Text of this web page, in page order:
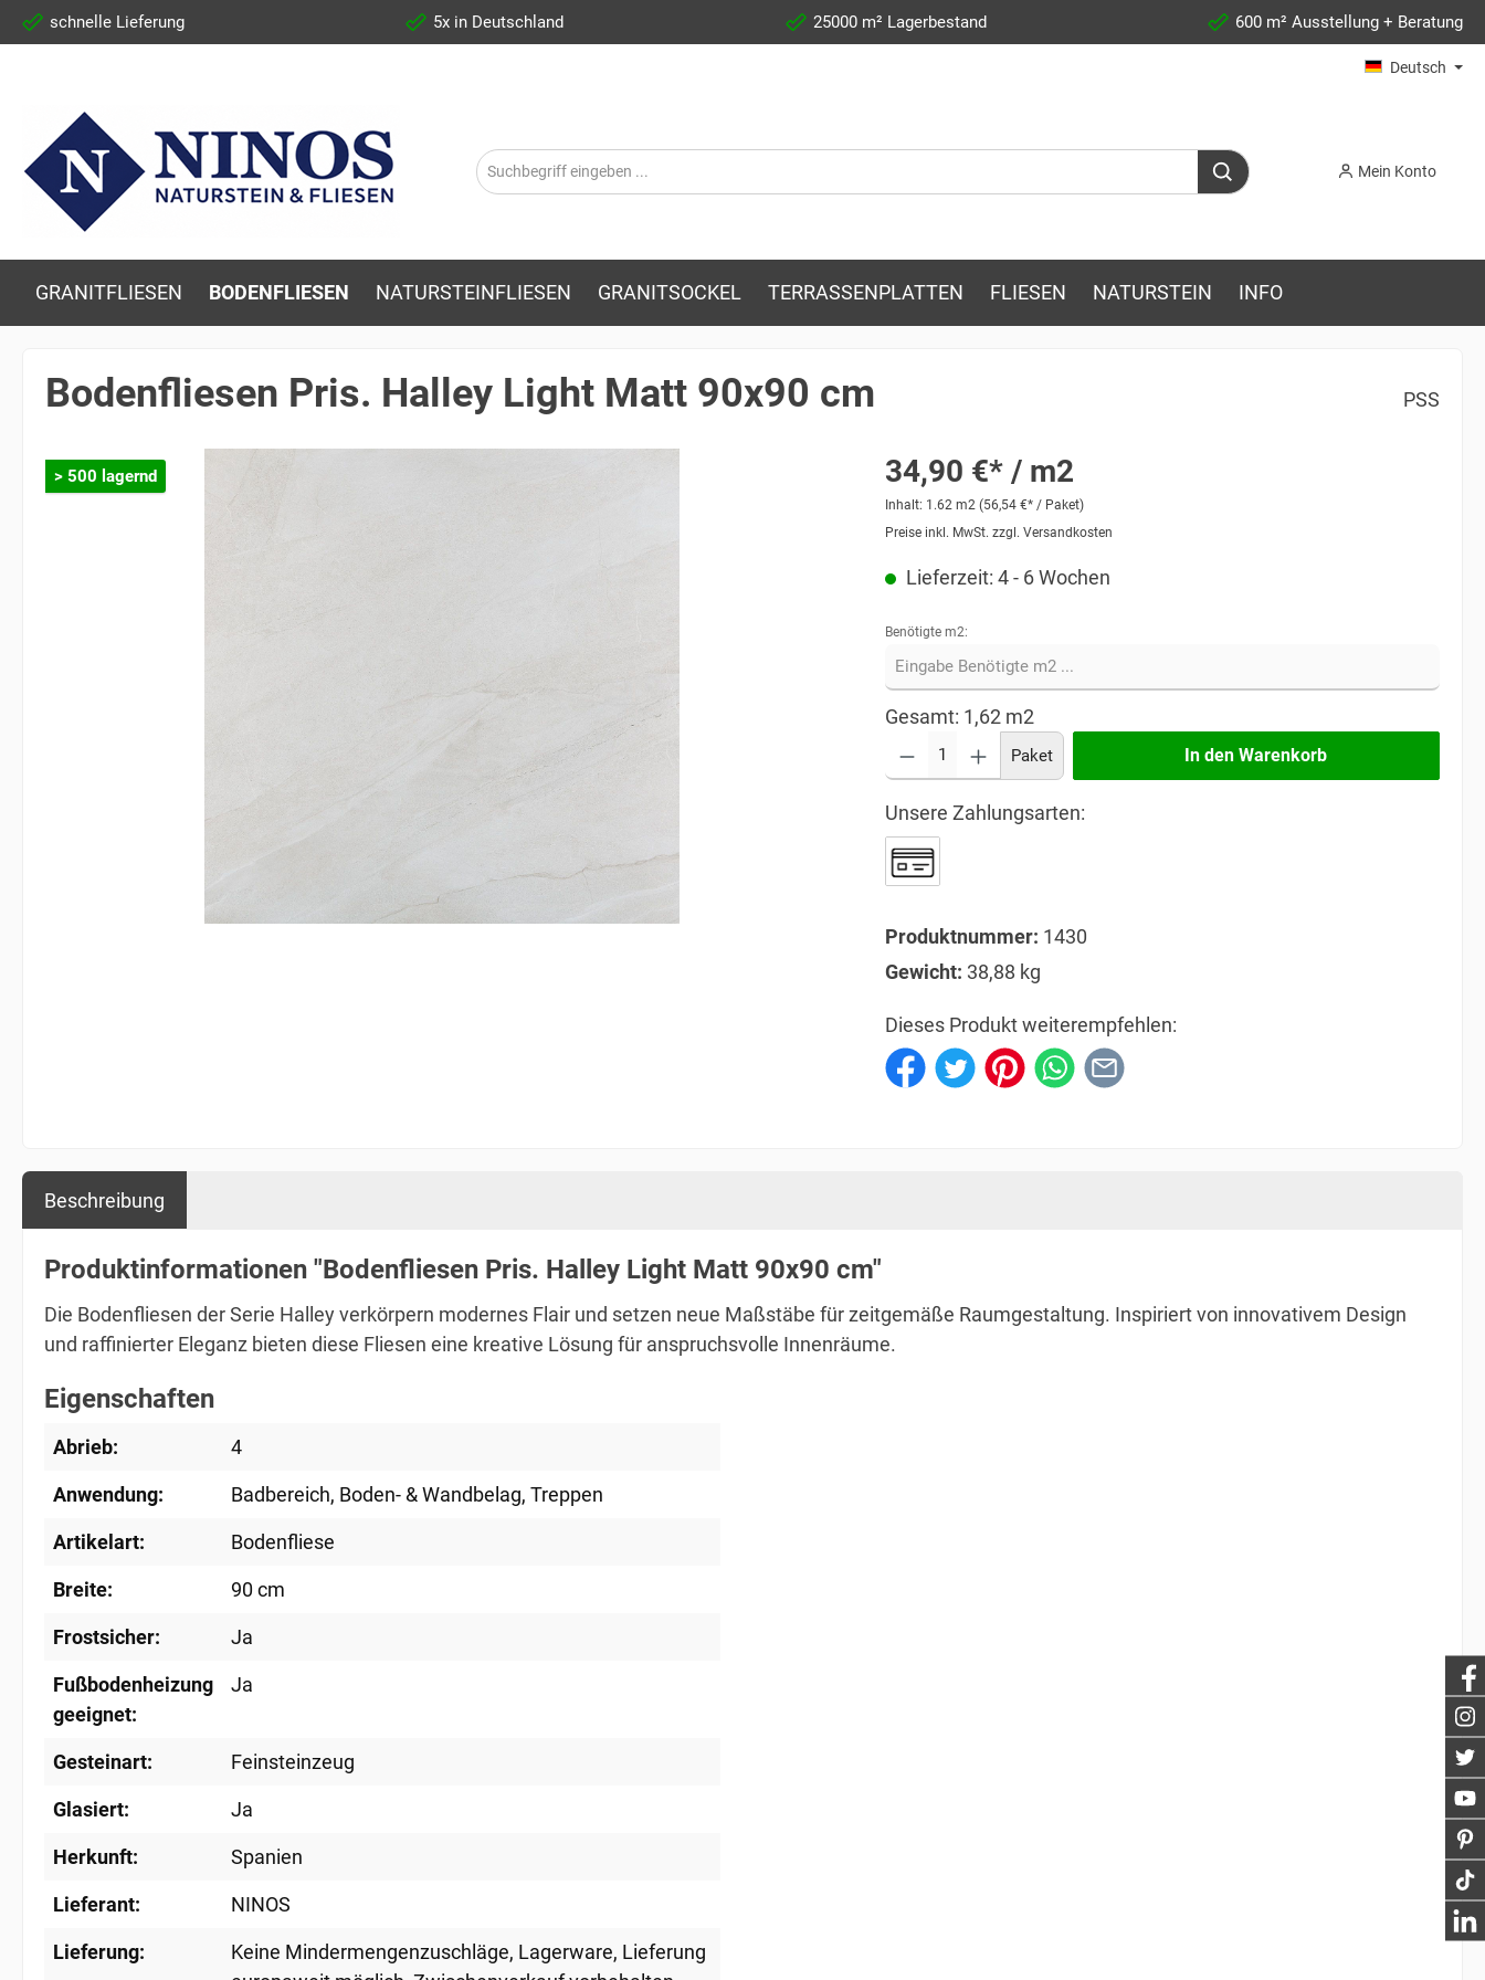
schnelle Lieferung 5x in Deutschland 25000 m² Lagerbestand 600 m² Ausstellung + Beratung
Deutsch
Mein Konto
GRANITFLIESEN BODENFLIESEN NATURSTEINFLIESEN GRANITSOCKEL TERRASSENPLATTEN FLIESEN NATURSTEIN INFO
Bodenfliesen Pris. Halley Light Matt 90x90 cm PSS
> 500 lagernd 34,90 €* / m2
Inhalt: 1.62 m2 (56,54 €* / Paket)
Preise inkl. MwSt. zzgl. Versandkosten
Lieferzeit: 4 - 6 Wochen
Benötigte m2:
Gesamt: 1,62m2
Paket In den Warenkorb
Unsere Zahlungsarten:
Produktnummer: 1430
Gewicht: 38,88 kg
Dieses Produkt weiterempfehlen:
Beschreibung
Produktinformationen "Bodenfliesen Pris. Halley Light Matt 90x90 cm"
Die Bodenfliesen der Serie Halley verkörpern modernes Flair und setzen neue Maßstäbe für zeitgemäße Raumgestaltung. Inspiriert von innovativem Design
und raffinierter Eleganz bieten diese Fliesen eine kreative Lösung für anspruchsvolle Innenräume.
Eigenschaften
Abrieb: 4
Anwendung: Badbereich, Boden- & Wandbelag, Treppen
Artikelart: Bodenfliese
Breite: 90 cm
Frostsicher: Ja
Fußbodenheizung
geeignet:
Ja
Gesteinart: Feinsteinzeug
Glasiert: Ja
Herkunft: Spanien
Lieferant: NINOS
Lieferung: Keine Mindermengenzuschläge, Lagerware, Lieferung